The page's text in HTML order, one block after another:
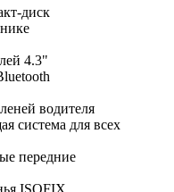
диск
4.3"
водителя
система для всех
передние
ISOFIX